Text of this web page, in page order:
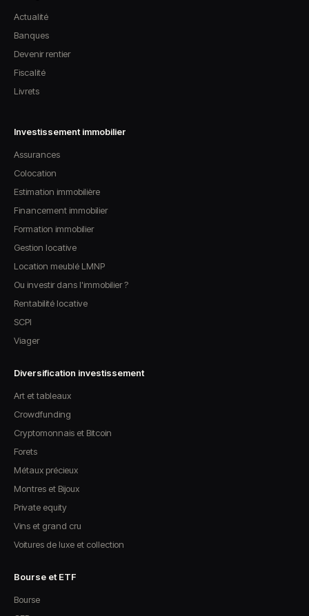
Actualité
Banques
Devenir rentier
Fiscalité
Livrets
Investissement immobilier
Assurances
Colocation
Estimation immobilière
Financement immobilier
Formation immobilier
Gestion locative
Location meublé LMNP
Ou investir dans l'immobilier ?
Rentabilité locative
SCPI
Viager
Diversification investissement
Art et tableaux
Crowdfunding
Cryptomonnais et Bitcoin
Forets
Métaux précieux
Montres et Bijoux
Private equity
Vins et grand cru
Voitures de luxe et collection
Bourse et ETF
Bourse